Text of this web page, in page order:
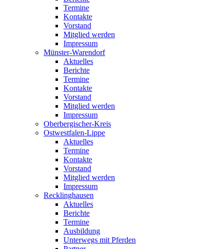
Termine
Kontakte
Vorstand
Mitglied werden
Impressum
Münster-Warendorf
Aktuelles
Berichte
Termine
Kontakte
Vorstand
Mitglied werden
Impressum
Oberbergischer-Kreis
Ostwestfalen-Lippe
Aktuelles
Termine
Kontakte
Vorstand
Mitglied werden
Impressum
Recklinghausen
Aktuelles
Berichte
Termine
Ausbildung
Unterwegs mit Pferden